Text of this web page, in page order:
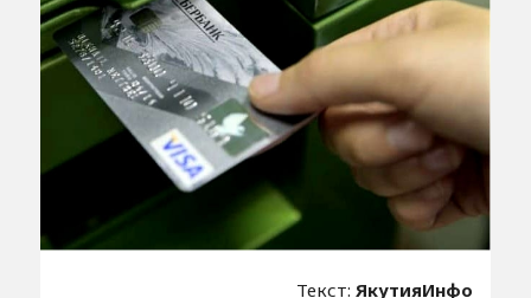
Текст:ЯкутияИнфо